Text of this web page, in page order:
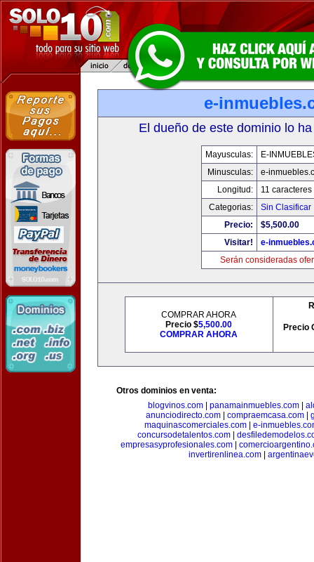
e-
El dueño de este dominio lo
Mayusculas:
E-
Minusculas:
e-
Longitud:
11 caracteres
Categorias:
Sin Clasificar
Precio:
$5,500.00
Visitar!
e-
Serán consideradas
COMPRAR AHORA
Precio $5,500.00
COMPRAR AHORA
Precio
Otros dominios en venta:
blogvinos.com| panamainmuebles.com|
anunciodirecto.com| compraemcasa.com|
maquinascomerciales.com
e-
concursodetalentos.com|
empresasyprofesionales.com|
invertirenlinea.com